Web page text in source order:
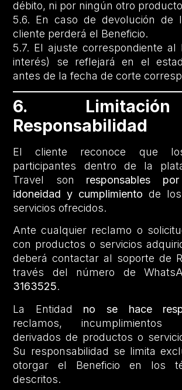
débito, ni por ningún otro
5.6. En caso de devolución de
cliente perderá el Beneficio.
5.7. El ajuste correspondiente al
interés) se reflejará en el
antes de la fecha de corte
6.
Responsabilidad
El cliente reconoce que
participantes dentro de la
Travel son responsables
idoneidad y cumplimiento de
servicios ofrecidos.
Ante cualquier reclamo o
con productos o servicios
deberá contactar al soporte de
través del número de
3163525.
La Entidad no se hace
reclamos,
derivados de productos o
Su responsabilidad se limita
otorgar el Beneficio en los
descritos.